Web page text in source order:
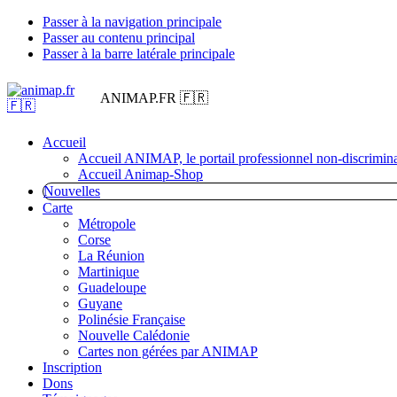
Passer à la navigation principale
Passer au contenu principal
Passer à la barre latérale principale
ANIMAP.FR 🇫🇷
Accueil
Accueil ANIMAP, le portail professionnel non-
Accueil Animap-Shop
Nouvelles
Carte
Métropole
Corse
La Réunion
Martinique
Guadeloupe
Guyane
Polinésie Française
Nouvelle Calédonie
Cartes non gérées par ANIMAP
Inscription
Dons